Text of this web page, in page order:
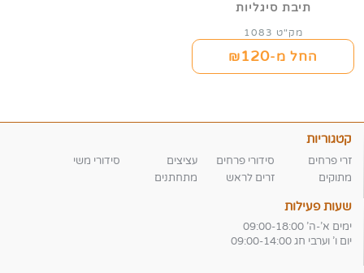
תיבת סיגליות
מק"ט 1083
החל מ-₪120
קטגוריות
זרי פרחים סידורי פרחים עציצים
סידורי משי
מתוקים
זרים לראש מתחתנים
שעות פעילות
ימים א'-ה' 09:00-18:00
יום ו' וערבי חג 09:00-14:00